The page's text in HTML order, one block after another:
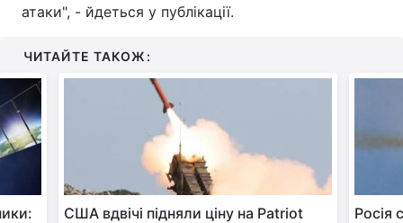
атаки", - йдеться у публікації.
ЧИТАЙТЕ ТАКОЖ:
США вдвічі підняли ціну на Patriot
Росія